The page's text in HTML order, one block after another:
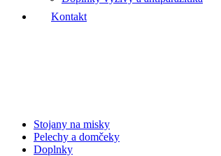
Kontakt
Stojany na misky
Pelechy a domčeky
Doplnky